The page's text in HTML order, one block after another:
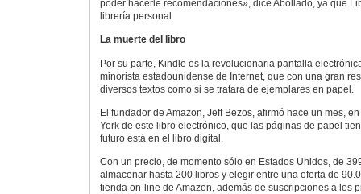
poder hacerle recomendaciones», dice Abollado, ya que
librería personal.
La muerte del libro
Por su parte, Kindle es la revolucionaria pantalla
minorista estadounidense de Internet, que con una gran
diversos textos como si se tratara de ejemplares en papel.
El fundador de Amazon, Jeff Bezos, afirmó hace un mes,
York de este libro electrónico, que las páginas de papel
futuro está en el libro digital.
Con un precio, de momento sólo en Estados Unidos, de
almacenar hasta 200 libros y elegir entre una oferta de
tienda on-line de Amazon, además de suscripciones a los